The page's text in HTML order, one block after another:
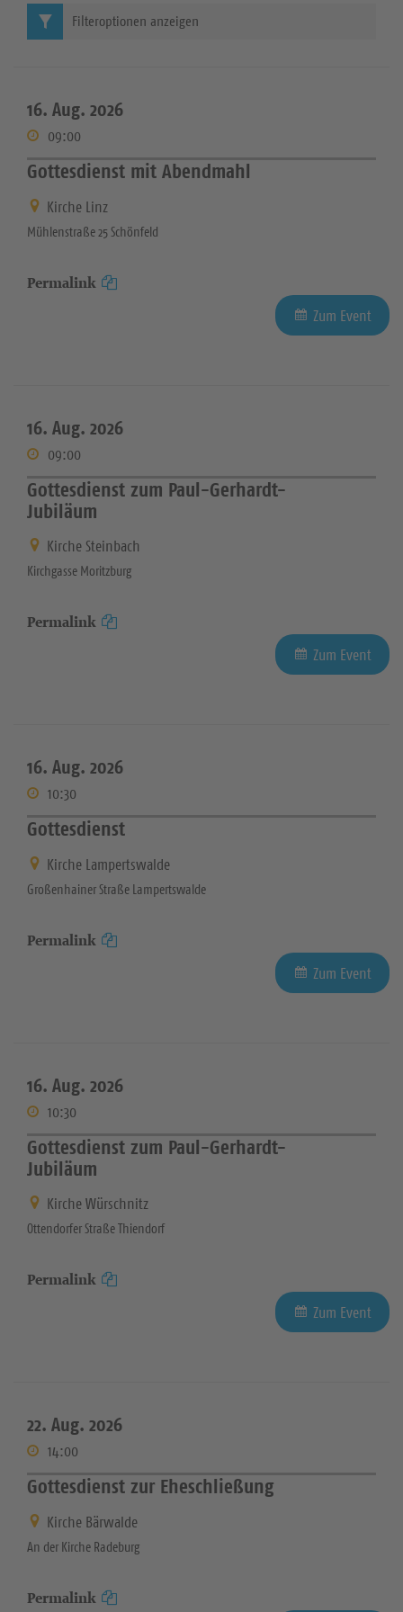
16. Aug. 2026
09:00
Gottesdienst mit Abendmahl
Kirche Linz
Mühlenstraße 25 Schönfeld
Permalink
Zum Event
16. Aug. 2026
09:00
Gottesdienst zum Paul-Gerhardt-
Jubiläum
Kirche Steinbach
Kirchgasse Moritzburg
Permalink
Zum Event
16. Aug. 2026
10:30
Gottesdienst
Kirche Lampertswalde
Großenhainer Straße Lampertswalde
Permalink
Zum Event
16. Aug. 2026
10:30
Gottesdienst zum Paul-Gerhardt-
Jubiläum
Kirche Würschnitz
Ottendorfer Straße Thiendorf
Permalink
Zum Event
22. Aug. 2026
14:00
Gottesdienst zur Eheschließung
Kirche Bärwalde
An der Kirche Radeburg
Permalink
Filteroptionen anzeigen